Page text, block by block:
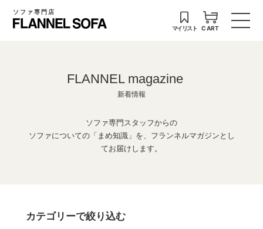
ソファ専門店
マイリスト CART
FLANNEL magazine
新着情報
ソファ専門スタッフからの
ソファについての「まめ知識」を、フランネルマガジンとし
てお届けします。
カテゴリーで絞り込む